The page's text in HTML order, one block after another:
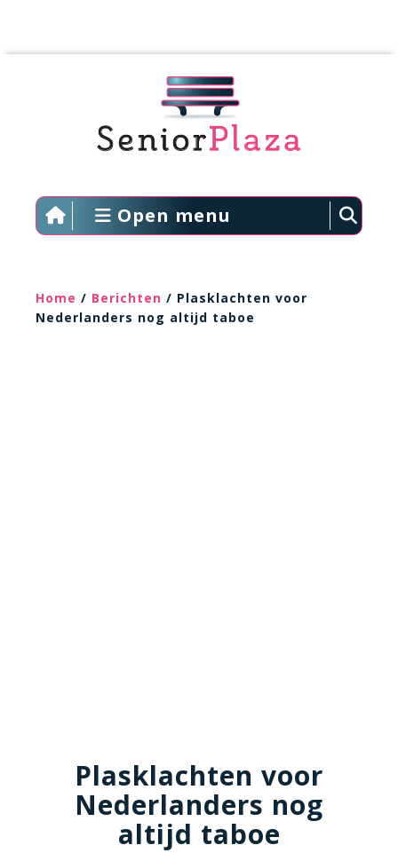
Open menu
Home / Berichten / Plasklachten voor
Nederlanders nog altijd taboe
Plasklachten voor
Nederlanders nog
altijd taboe